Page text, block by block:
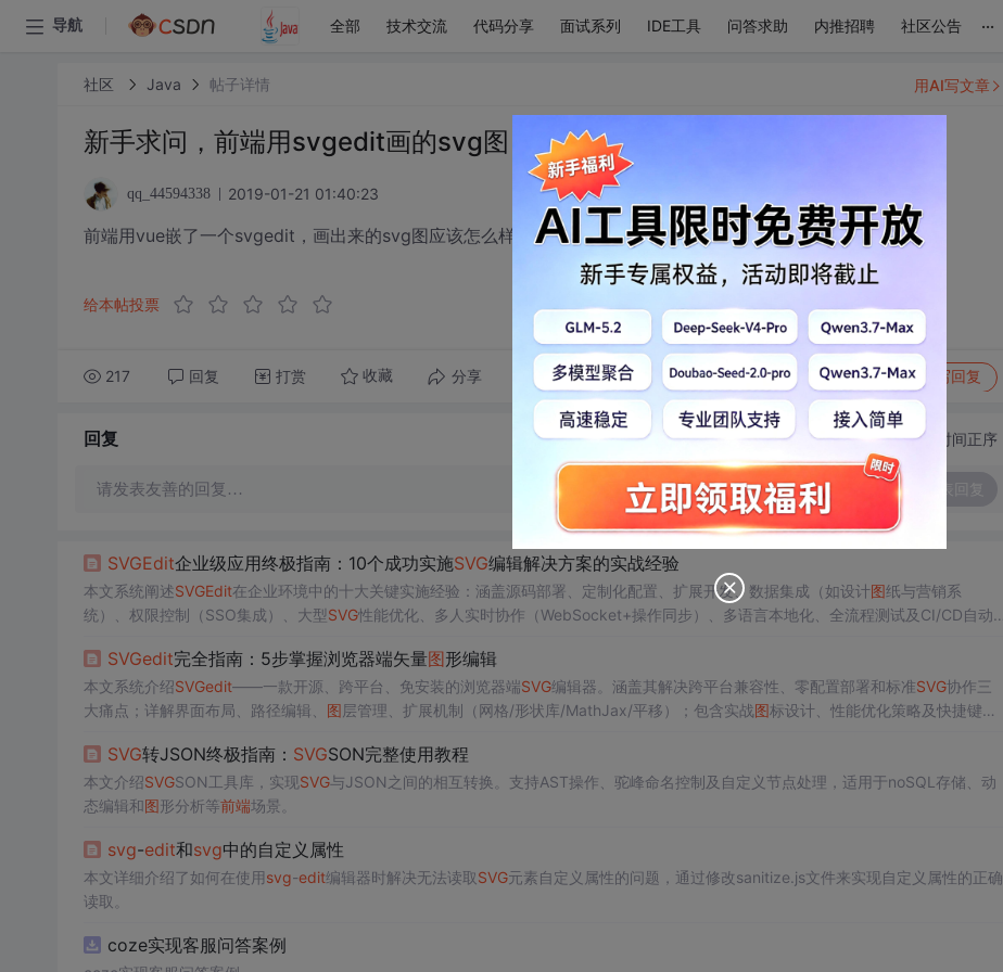
导航 全部 技术交流 代码分享 面试系列 IDE工具 问答求助 内推招聘 社区公告 ...
社区 Java 帖子详情
新手求问，前端用svgedit画的svg图，应该怎么样存入数据库
qq_44594338 2019-01-21 01:40:23
前端用vue嵌了一个svgedit，画出来的svg图应该怎么样才能存入数据库，数据库是mysql。
给本帖投票
217 回复 打赏 收藏 分享 转发到动态 举报 写回复
用AI写文章
回复 切换为时间正序
请发表友善的回复…
SVGEdit企业级应用终极指南：10个成功实施SVG编辑解决方案的实战经验
本文系统阐述SVGEdit在企业环境中的十大关键实施经验：涵盖源码部署、定制化配置、扩展开发、数据集成（如设计图纸与营销系
统）、权限控制（SSO集成）、大型SVG性能优化、多人实时协作（WebSocket+操作同步）、多语言本地化、全流程测试及CI/CD自动
SVGedit完全指南：5步掌握浏览器端矢量图形编辑
本文系统介绍SVGedit——一款开源、跨平台、免安装的浏览器端SVG编辑器。涵盖其解决跨平台兼容性、零配置部署和标准SVG协作三
大痛点；详解界面布局、路径编辑、 图层管理、扩展机制（网格/形状库/MathJax/平移）；包含实战图标设计、性能优化策略及快捷键与
SVG转JSON终极指南： SVGSON完整使用教程
本文介绍SVGSON工具库，实现SVG与JSON之间的相互转换。支持AST操作、驼峰命名控制及自定义节点处理，适用于noSQL存储、动
态编辑和图形分析等前端场景。
svg-edit和svg中的自定义属性
本文详细介绍了如何在使用svg-edit编辑器时解决无法读取SVG元素自定义属性的问题，通过修改sanitize.js文件来实现自定义属性的正确
读取。
coze实现客服问答案例